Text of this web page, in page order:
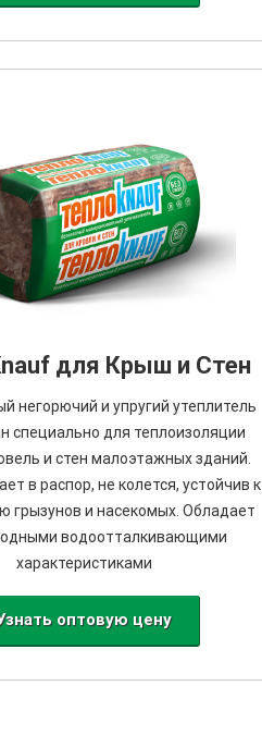
для Крыш и Стен
негорючий и упругий утеплитель
специально для теплоизоляции
и стен малоэтажных зданий.
в распор, не колется, устойчив к
грызунов и насекомых. Обладает
водоотталкивающими
характеристиками
оптовую цену